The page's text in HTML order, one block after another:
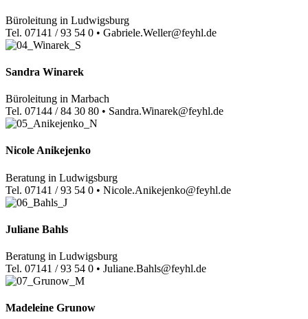
Büroleitung in Ludwigsburg
Tel. 07141 / 93 54 0 • Gabriele.Weller@feyhl.de
Sandra Winarek
Büroleitung in Marbach
Tel. 07144 / 84 30 80 • Sandra.Winarek@feyhl.de
Nicole Anikejenko
Beratung in Ludwigsburg
Tel. 07141 / 93 54 0 • Nicole.Anikejenko@feyhl.de
Juliane Bahls
Beratung in Ludwigsburg
Tel. 07141 / 93 54 0 • Juliane.Bahls@feyhl.de
Madeleine Grunow